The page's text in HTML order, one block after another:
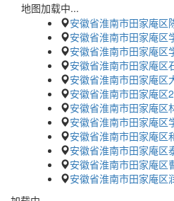
地图加载中...
安徽省淮南市田家庵区
安徽省淮南市田家庵区
安徽省淮南市田家庵区
安徽省淮南市田家庵区
安徽省淮南市田家庵区
安徽省淮南市田家庵区
安徽省淮南市田家庵区
安徽省淮南市田家庵区
安徽省淮南市田家庵区
安徽省淮南市田家庵区
安徽省淮南市田家庵区
安徽省淮南市田家庵区